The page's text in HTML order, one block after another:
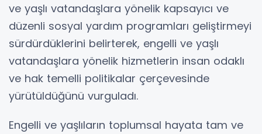
ve yaşlı vatandaşlara yönelik kapsayıcı ve
düzenli sosyal yardım programları geliştirmeyi
sürdürdüklerini belirterek, engelli ve yaşlı
vatandaşlara yönelik hizmetlerin insan odaklı
ve hak temelli politikalar çerçevesinde
yürütüldüğünü vurguladı.
Engelli ve yaşlıların toplumsal hayata tam ve